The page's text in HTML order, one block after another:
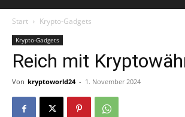
Start Krypto-Gadgets
Krypto-Gadgets
Reich mit
Von kryptoworld24 - 1. November 2024